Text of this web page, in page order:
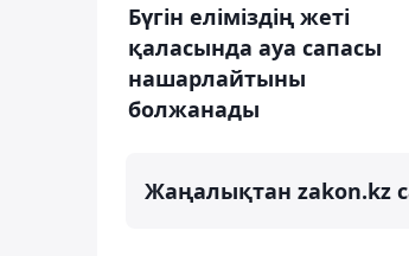
Бүгін еліміздің жеті
қаласында ауа сапасы
нашарлайтыны
болжанады
Жаңалықтан zakon.kz